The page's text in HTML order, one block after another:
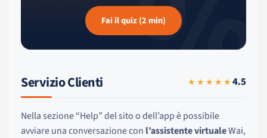
Fai il quiz (2 min)
Servizio Clienti ★★★★★4.5
Nella sezione “Help” del sito o dell’app è possibile
avviare una conversazione con l’assistente virtualeWai,